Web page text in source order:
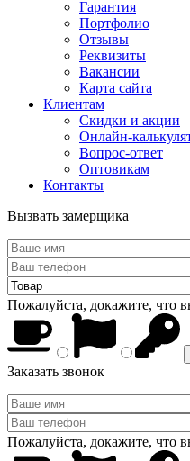
Гарантия
Портфолио
Отзывы
Реквизиты
Вакансии
Карта сайта
Клиентам
Скидки и акции
Онлайн-
Вопрос-ответ
Оптовикам
Контакты
Вызвать замерщика
Пожалуйста, докажите, что
Заказать звонок
Пожалуйста, докажите, что